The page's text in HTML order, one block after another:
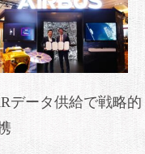
データ供給で戦略的